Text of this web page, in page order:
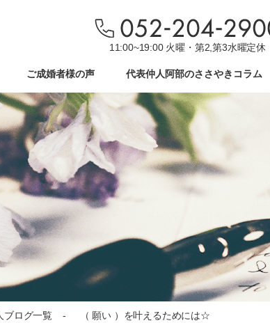
11:00~19:00 火曜・第2,第3水曜定休
ご成婚者様の声 代表仲人阿部のささやきコラム
ブログ一覧 （ 願い ）を叶えるためには☆